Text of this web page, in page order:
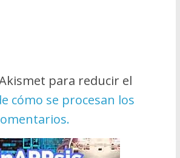
para reducir el
cómo se procesan los